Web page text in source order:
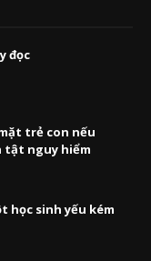
đọc
trẻ con nếu
tật nguy hiểm
học sinh yếu kém